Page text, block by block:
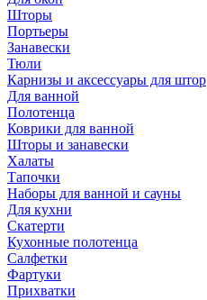
Шторы
Портьеры
Занавески
Тюли
Карнизы и аксессуары для штор
Для ванной
Полотенца
Коврики для ванной
Шторы и занавески
Халаты
Тапочки
Наборы для ванной и сауны
Для кухни
Скатерти
Кухонные полотенца
Салфетки
Фартуки
Прихватки